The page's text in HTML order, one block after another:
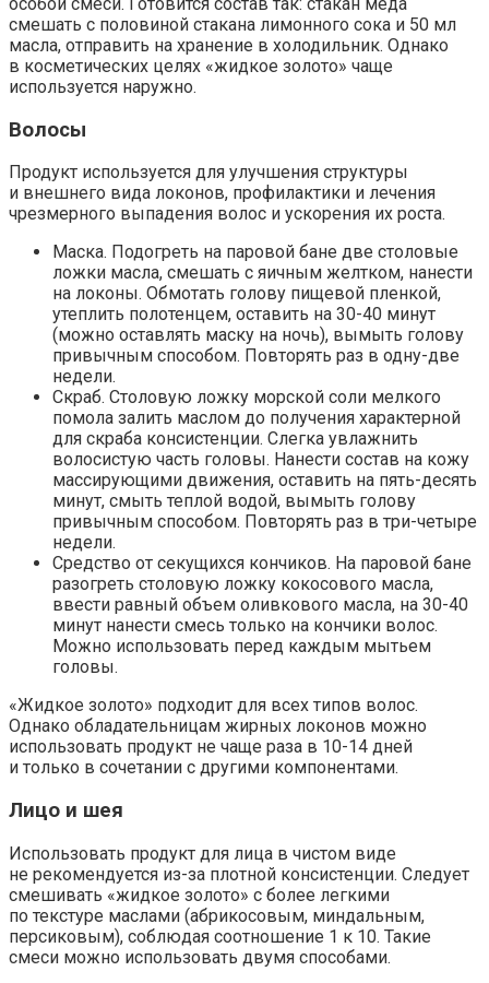
смешать с половиной стакана лимонного сока и 50 мл
масла, отправить на хранение в холодильник. Однако
в косметических целях «жидкое золото» чаще
используется наружно.
Волосы
Продукт используется для улучшения структуры
и внешнего вида локонов, профилактики и лечения
чрезмерного выпадения волос и ускорения их роста.
Маска. Подогреть на паровой бане две столовые
ложки масла, смешать с яичным желтком, нанести
на локоны. Обмотать голову пищевой пленкой,
утеплить полотенцем, оставить на 30-40 минут
(можно оставлять маску на ночь), вымыть голову
привычным способом. Повторять раз в одну-две
недели.
Скраб. Столовую ложку морской соли мелкого
помола залить маслом до получения характерной
для скраба консистенции. Слегка увлажнить
волосистую часть головы. Нанести состав на кожу
массирующими движения, оставить на пять-десять
минут, смыть теплой водой, вымыть голову
привычным способом. Повторять раз в три-четыре
недели.
Средство от секущихся кончиков. На паровой бане
разогреть столовую ложку кокосового масла,
ввести равный объем оливкового масла, на 30-40
минут нанести смесь только на кончики волос.
Можно использовать перед каждым мытьем
головы.
«Жидкое золото» подходит для всех типов волос.
Однако обладательницам жирных локонов можно
использовать продукт не чаще раза в 10-14 дней
и только в сочетании с другими компонентами.
Лицо и шея
Использовать продукт для лица в чистом виде
не рекомендуется из-за плотной консистенции. Следует
смешивать «жидкое золото» с более легкими
по текстуре маслами (абрикосовым, миндальным,
персиковым), соблюдая соотношение 1 к 10. Такие
смеси можно использовать двумя способами.